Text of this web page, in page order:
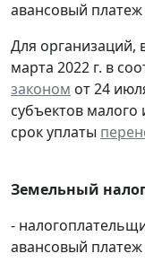
авансовый платеж
Для организаций,
марта 2022 г. в
законом от 24
субъектов
срок уплаты
Земельный
-
авансовый платеж